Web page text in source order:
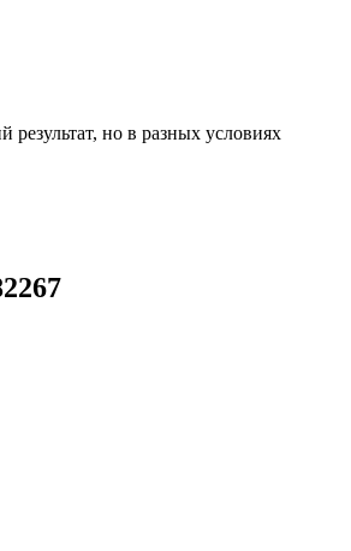
но в разных условиях